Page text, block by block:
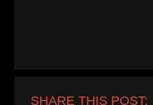
SHARE THIS POST: